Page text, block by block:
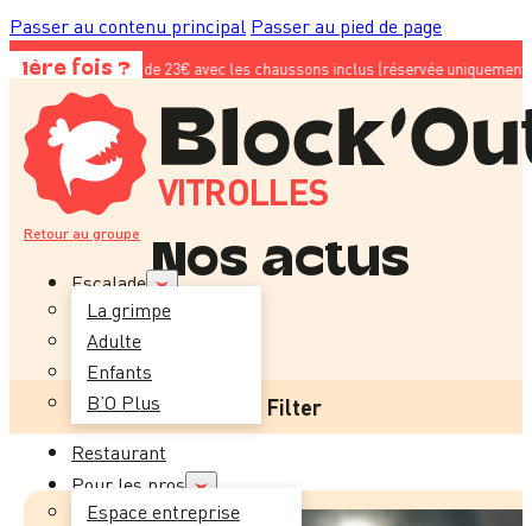
Passer au contenu principal Passer au pied de page
1ère fois ?
à 10€ au lieu de 23€ avec les chaussons inclus (réservée uniquement
VITROLLES
Retour au groupe
Escalade
La grimpe
Adulte
Enfants
B’O Plus
Restaurant
Pour les pros
Espace entreprise
Nos actus
Filter